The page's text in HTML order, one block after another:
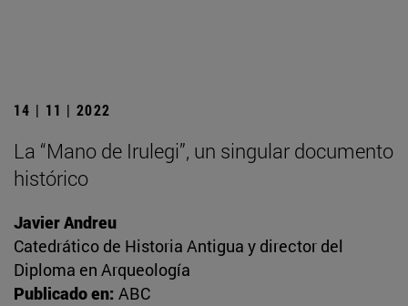
14 | 11 | 2022
La “Mano de Irulegi”, un singular documento
histórico
Javier Andreu
Catedrático de Historia Antigua y director del
Diploma en Arqueología
Publicado en: ABC